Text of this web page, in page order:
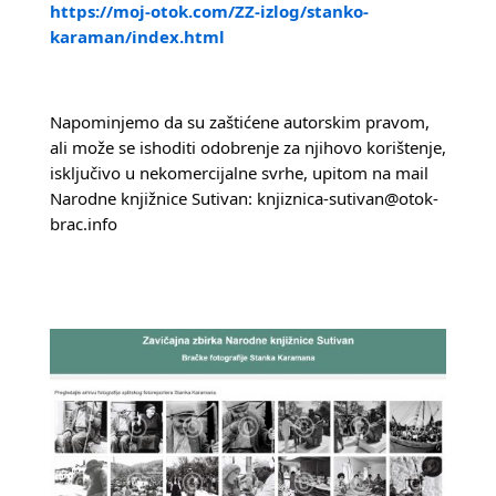
https://moj-otok.com/ZZ-izlog/stanko-
karaman/index.html
Napominjemo da su zaštićene autorskim pravom,
ali može se ishoditi odobrenje za njihovo korištenje,
isključivo u nekomercijalne svrhe, upitom na mail
Narodne knjižnice Sutivan: knjiznica-sutivan@otok-
brac.info